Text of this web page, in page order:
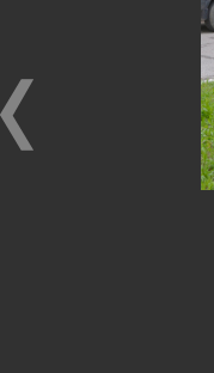
Главная
Всероссийская акция